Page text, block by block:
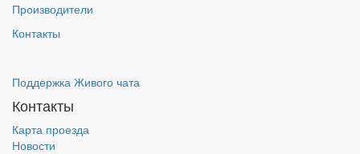
Производители
Контакты
Поддержка Живого чата
Контакты
Карта проезда
Новости